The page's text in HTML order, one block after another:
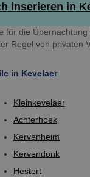
inserieren in
für die Übernachtung
Regel von privaten
in Kevelaer
Kleinkevelaer
Achterhoek
Kervenheim
Kervendonk
Hestert